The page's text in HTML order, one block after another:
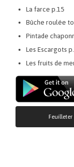
La farce p.15
Bûche roulée
Pintade
Les Escargots
Les fruits de
Feuilleter